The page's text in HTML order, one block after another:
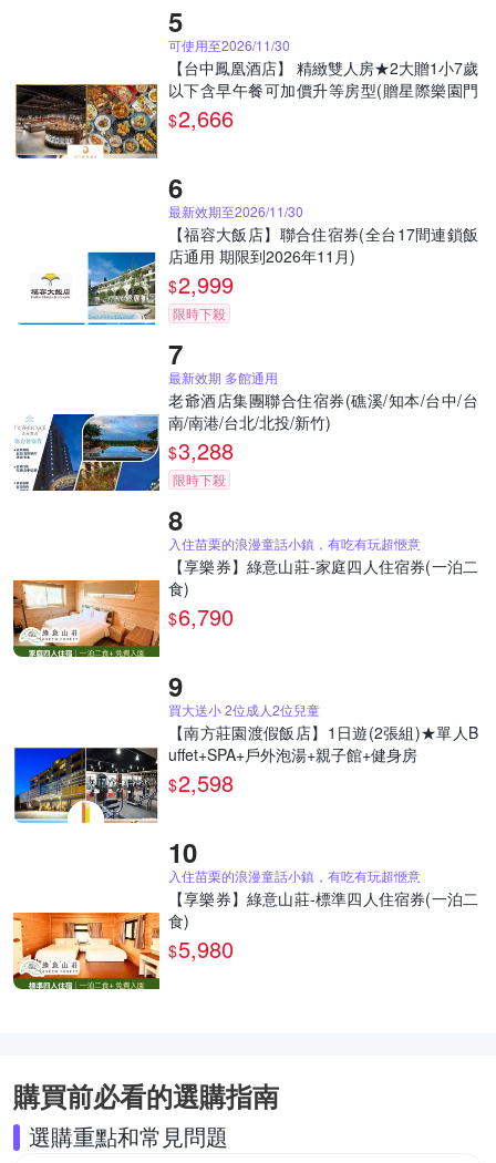
可使用至2026/11/30
【台中鳳凰酒店】 精緻雙人房★2大贈1小7歲
以下含早午餐可加價升等房型(贈星際樂園門
票2張)(MO26)
$2,666
最新效期至2026/11/30
【福容大飯店】聯合住宿券(全台17間連鎖飯
店通用 期限到2026年11月)
$2,999
限時下殺
最新效期 多館通用
老爺酒店集團聯合住宿券(礁溪/知本/台中/台
南/南港/台北/北投/新竹)
$3,288
限時下殺
入住苗栗的浪漫童話小鎮，有吃有玩超愜意
【享樂券】綠意山莊-家庭四人住宿券(一泊二
食)
$6,790
買大送小 2位成人2位兒童
【南方莊園渡假飯店】1日遊(2張組)★單人B
uffet+SPA+戶外泡湯+親子館+健身房
$2,598
入住苗栗的浪漫童話小鎮，有吃有玩超愜意
【享樂券】綠意山莊-標準四人住宿券(一泊二
食)
$5,980
購買前必看的選購指南
選購重點和常見問題